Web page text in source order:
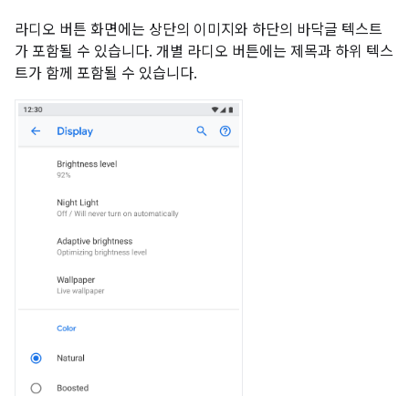
라디오 버튼 화면에는 상단의 이미지와 하단의 바닥글 텍스트
가 포함될 수 있습니다. 개별 라디오 버튼에는 제목과 하위 텍스
트가 함께 포함될 수 있습니다.